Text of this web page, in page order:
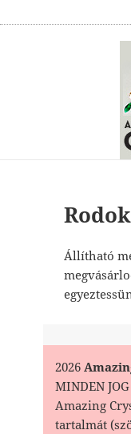
Állítható
2026
MINDEN
Amazing
tartalmát